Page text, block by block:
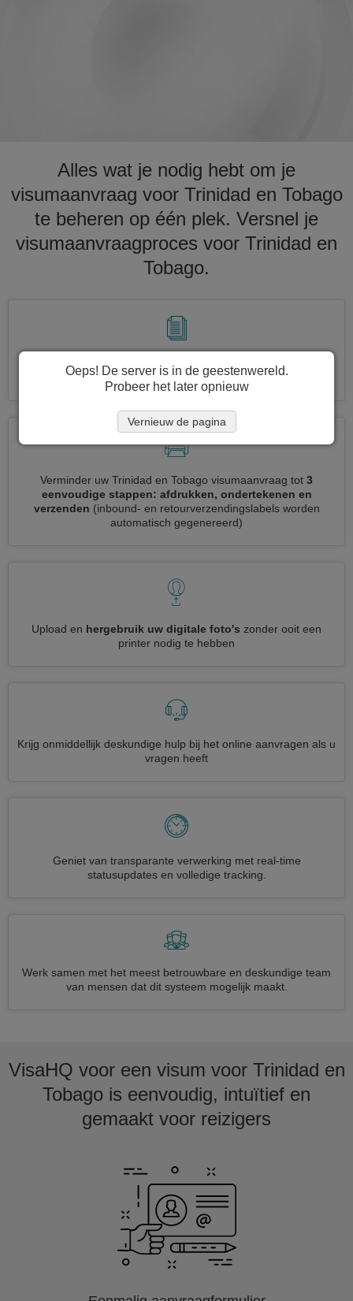
Alles wat je nodig hebt om je
visumaanvraag voor Trinidad en Tobago
te beheren op één plek. Versnel je
visumaanvraagproces voor Trinidad en
Tobago.
Vraag tegelijkertijd meerdere visa aan
automatisch, geen
noodzaak om herhaalde informatie in te voeren
Verminder uw Trinidad en Tobago visumaanvraag tot 3
eenvoudige stappen: afdrukken, ondertekenen en
verzenden (inbound- en retourverzendingslabels worden
automatisch gegenereerd)
Upload en hergebruik uw digitale foto's zonder ooit een
printer nodig te hebben
Krijg onmiddellijk deskundige hulp bij het online aanvragen als u
vragen heeft
Geniet van transparante verwerking met real-time
statusupdates en volledige tracking.
Werk samen met het meest betrouwbare en deskundige team
van mensen dat dit systeem mogelijk maakt.
VisaHQ voor een visum voor Trinidad en
Tobago is eenvoudig, intuïtief en
gemaakt voor reizigers
Oeps! De server is in de geestenwereld.
Probeer het later opnieuw
Vernieuw de pagina